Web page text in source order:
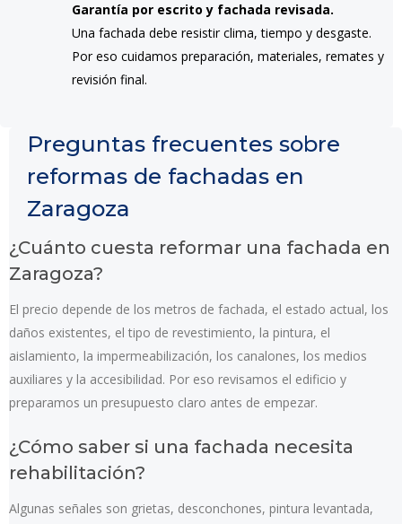
Garantía por escrito y fachada revisada.
Una fachada debe resistir clima, tiempo y desgaste.
Por eso cuidamos preparación, materiales, remates y
revisión final.
Preguntas frecuentes sobre
reformas de fachadas en
Zaragoza
¿Cuánto cuesta reformar una fachada en
Zaragoza?
El precio depende de los metros de fachada, el estado actual, los
daños existentes, el tipo de revestimiento, la pintura, el
aislamiento, la impermeabilización, los canalones, los medios
auxiliares y la accesibilidad. Por eso revisamos el edificio y
preparamos un presupuesto claro antes de empezar.
¿Cómo saber si una fachada necesita
rehabilitación?
Algunas señales son grietas, desconchones, pintura levantada,